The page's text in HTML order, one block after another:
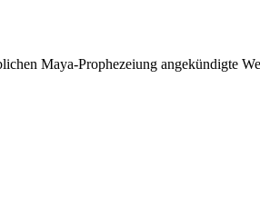
Maya-Prophezeiung angekündigte